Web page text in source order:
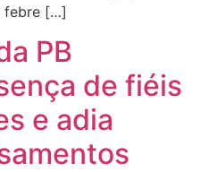
febre […]
PB
de fiéis
e adia